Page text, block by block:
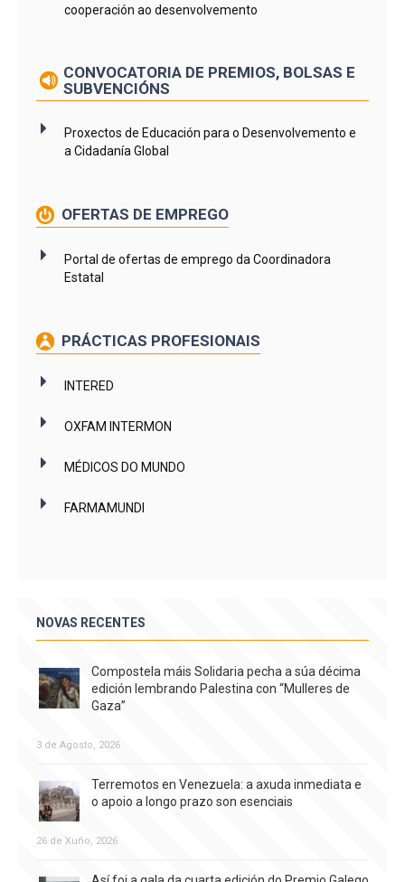
cooperación ao desenvolvemento
CONVOCATORIA DE PREMIOS, BOLSAS E
SUBVENCIÓNS
Proxectos de Educación para o Desenvolvemento e
a Cidadanía Global
OFERTAS DE EMPREGO
Portal de ofertas de emprego da Coordinadora
Estatal
PRÁCTICAS PROFESIONAIS
INTERED
OXFAM INTERMON
MÉDICOS DO MUNDO
FARMAMUNDI
NOVAS RECENTES
Compostela máis Solidaria pecha a súa décima
edición lembrando Palestina con “Mulleres de
Gaza”
3 de Agosto, 2026
Terremotos en Venezuela: a axuda inmediata e
o apoio a longo prazo son esenciais
26 de Xuño, 2026